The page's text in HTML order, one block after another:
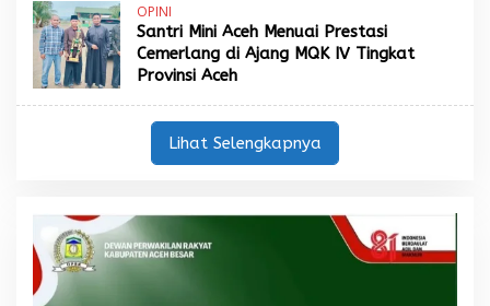
OPINI
Santri Mini Aceh Menuai Prestasi
Cemerlang di Ajang MQK IV Tingkat
Provinsi Aceh
Lihat Selengkapnya